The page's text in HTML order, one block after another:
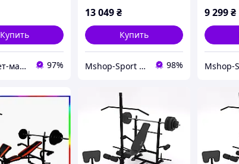
Купить
Интернет-магазин "Астрокомфорт" 97%
13 049₴
Купить
Mshop-Sport — Всё для Силы, Формы и Результата 98%
9 299₴